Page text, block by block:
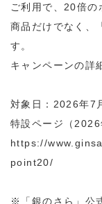
ご利用で、20倍の
商品だけでなく、
す。
キャンペーンの詳
対象日：2026年7
特設ページ（2026
https://
point20/
※「銀のさら」公